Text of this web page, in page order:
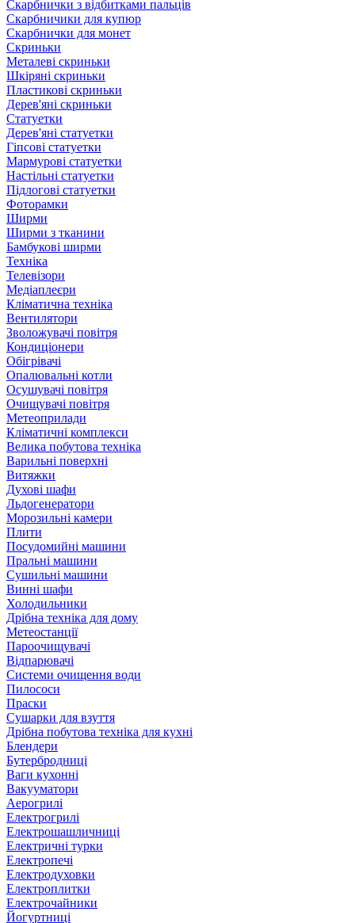
Скарбнички з відбитками пальців
Скарбничики для купюр
Скарбнички для монет
Скриньки
Металеві скриньки
Шкіряні скриньки
Пластикові скриньки
Дерев'яні скриньки
Статуетки
Дерев'яні статуетки
Гіпсові статуетки
Мармурові статуетки
Настільні статуетки
Підлогові статуетки
Фоторамки
Ширми
Ширми з тканини
Бамбукові ширми
Техніка
Телевізори
Медіаплеєри
Кліматична техніка
Вентилятори
Зволожувачі повітря
Кондиціонери
Обігрівачі
Опалювальні котли
Осушувачі повітря
Очищувачі повітря
Метеоприлади
Кліматичні комплекси
Велика побутова техніка
Варильні поверхні
Витяжки
Духові шафи
Льдогенератори
Морозильні камери
Плити
Посудомийні машини
Пральні машини
Сушильні машини
Винні шафи
Холодильники
Дрібна техніка для дому
Метеостанції
Пароочищувачі
Відпарювачі
Системи очищення води
Пилососи
Праски
Сушарки для взуття
Дрібна побутова техніка для кухні
Блендери
Бутербродниці
Ваги кухонні
Вакууматори
Аерогрилі
Електрогрилі
Електрошашличниці
Електричні турки
Електропечі
Електродуховки
Електроплитки
Електрочайники
Йогуртниці